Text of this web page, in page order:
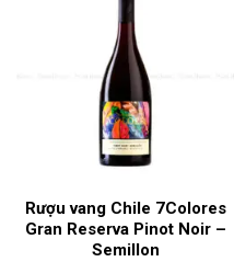
Rượu vang Chile 7Colores
Gran Reserva Pinot Noir –
Semillon